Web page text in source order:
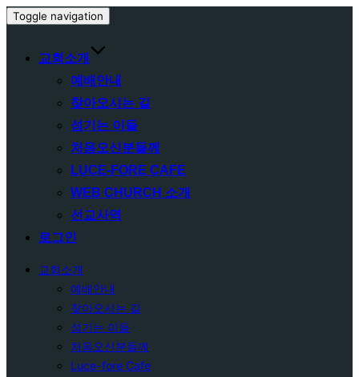
Toggle navigation
교회소개
예배안내
찾아오시는 길
섬기는 이들
처음오신분들께
LUCE-FORE CAFE
WEB CHURCH 소개
선교사역
로그인
교회소개
예배안내
찾아오시는 길
섬기는 이들
처음오신분들께
Luce-fore Cafe